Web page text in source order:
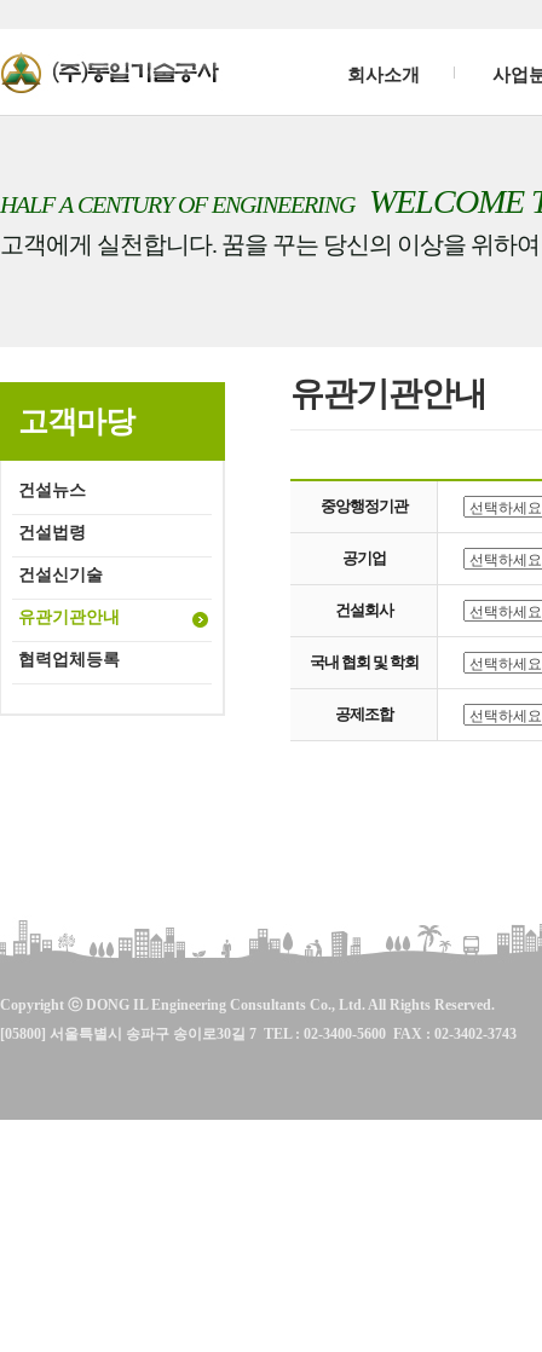
회사소개 사업
HALF A CENTURY OF ENGINEERINGWELCOME
고객에게 실천합니다. 꿈을 꾸는 당신의 이상을 위하
고객마당
건설뉴스
건설법령
건설신기술
유관기관안내
협력업체등록
유관기관안내
중앙행정기관
공기업
건설회사
국내 협회 및 학회
공제조합
Copyright ⓒ DONG IL Engineering Consultants Co., Ltd. All Rights Reserved.
[05800] 서울특별시 송파구 송이로30길 7 TEL : 02-3400-5600 FAX : 02-3402-3743